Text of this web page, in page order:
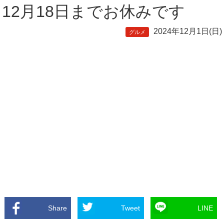
12月18日までお休みです
グルメ 2024年12月1日(日)
Share Tweet LINE